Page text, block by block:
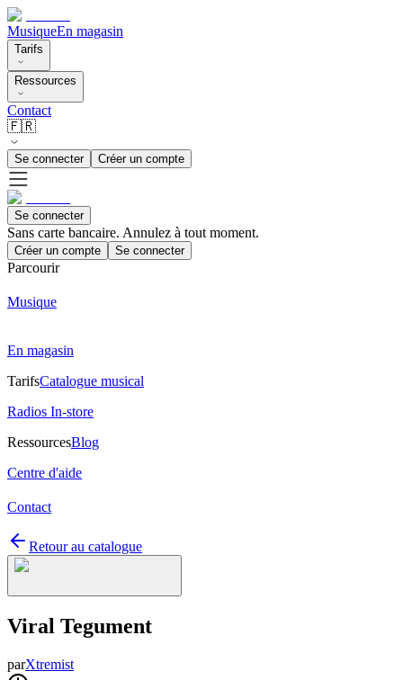
MusiqueEn magasin
Tarifs
Ressources
Contact
🇫🇷
Se connecter Créer un compte
Se connecter
Sans carte bancaire. Annulez à tout moment.
Créer un compte Se connecter
Parcourir
Musique
En magasin
TarifsCatalogue musical
Radios In-store
RessourcesBlog
Centre d'aide
Contact
Retour au catalogue
Viral Tegument
parXtremist